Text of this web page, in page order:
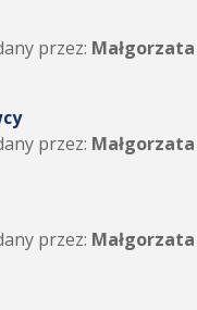
przez:
przez:
przez: